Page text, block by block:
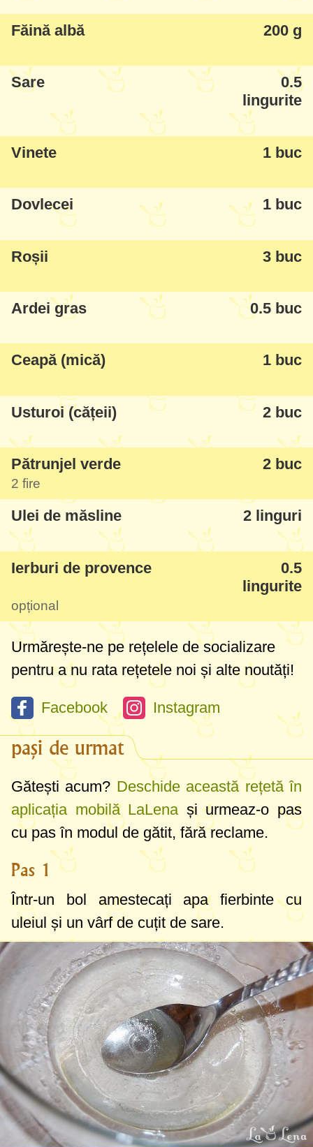
chiar pe merit. Inclusiv și soțul a apreciat-o
mult, în doi am terminat-o practic în câteva
zic destul de relevantă :)
Făină albă 200 g
Sare
0.5
lingurite
Vinete 1 buc
Dovlecei 1 buc
Roșii 3 buc
Ardei gras 0.5 buc
Ceapă (mică) 1 buc
Usturoi (cățeii) 2 buc
Pătrunjel verde 2 buc
2 fire
Ulei de măsline 2 linguri
Ierburi de provence
0.5
lingurite
opțional
Urmărește-ne pe rețelele de socializare
pentru a nu rata rețetele noi și alte noutăți!
Facebook Instagram
pași de urmat
Gătești acum? Deschide această rețetă în
aplicația mobilă LaLenași urmeaz-o pas
cu pas în modul de gătit, fără reclame.
Pas 1
Într-un bol amestecați apa fierbinte cu
uleiul și un vârf de cuțit de sare.